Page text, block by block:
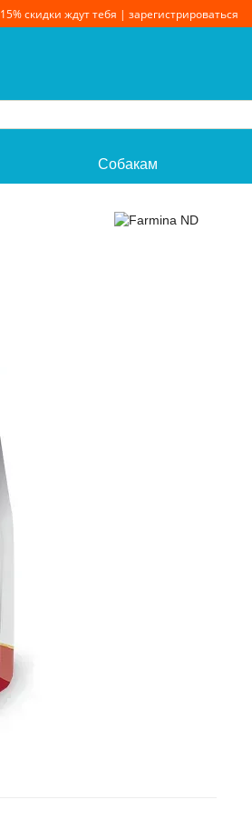
15% скидки ждут тебя | зарегистрироваться
Собакам